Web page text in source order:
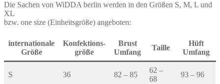
Die Sachen von WiDDA berlin werden in den Größen S, M, L und
XL
bzw. one size (Einheitsgröße) angeboten:
internationale
Größe
Konfektions-
größe
Brust
Umfang
Taille
Hüft
Umfang
S 36 82 – 85
62 –
68
93 – 96